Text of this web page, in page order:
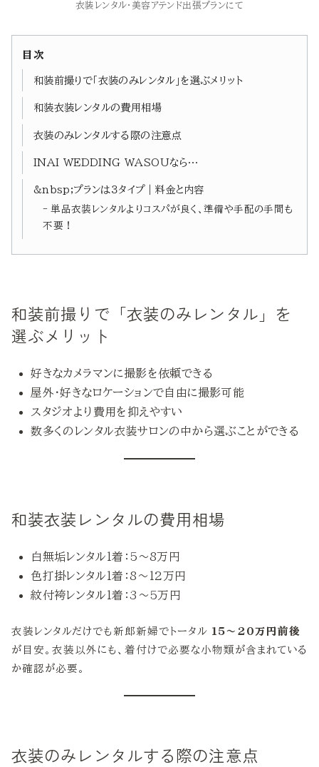
衣装レンタル・美容アテンド出張プランにて
目次
和装前撮りで「衣装のみレンタル」を選ぶメリット
和装衣装レンタルの費用相場
衣装のみレンタルする際の注意点
INAI WEDDING WASOUなら…
&nbsp;プランは３タイプ｜料金と内容
単品衣装レンタルよりコスパが良く、準備や手配の手間も
不要！
和装前撮りで「衣装のみレンタル」を
選ぶメリット
好きなカメラマンに撮影を依頼できる
屋外・好きなロケーションで自由に撮影可能
スタジオより費用を抑えやすい
数多くのレンタル衣装サロンの中から選ぶことができる
和装衣装レンタルの費用相場
白無垢レンタル1着：5〜8万円
色打掛レンタル1着：8〜12万円
紋付袴レンタル1着：3〜5万円
衣装レンタルだけでも新郎新婦でトータル 15〜20万円前後
が目安。衣装以外にも、着付けで必要な小物類が含まれている
か確認が必要。
衣装のみレンタルする際の注意点